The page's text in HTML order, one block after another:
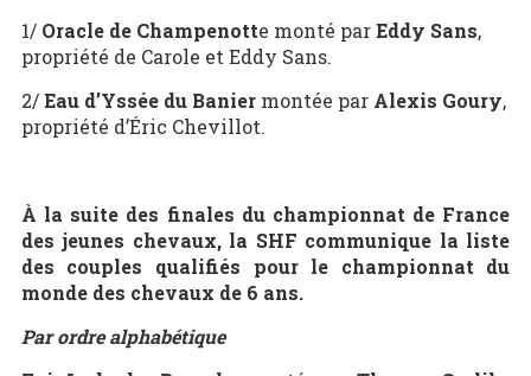
1/ Oracle de Champenotte monté parEddy Sans,
propriété de Carole et Eddy Sans.
2/Eau d’Yssée du Baniermontée par Alexis Goury,
propriété d’Éric Chevillot.
À la suite des finales du championnat de France
des jeunes chevaux, la SHF communique la liste
des couples qualifiés pour le championnat du
monde des chevaux de 6 ans.
Par ordre alphabétique